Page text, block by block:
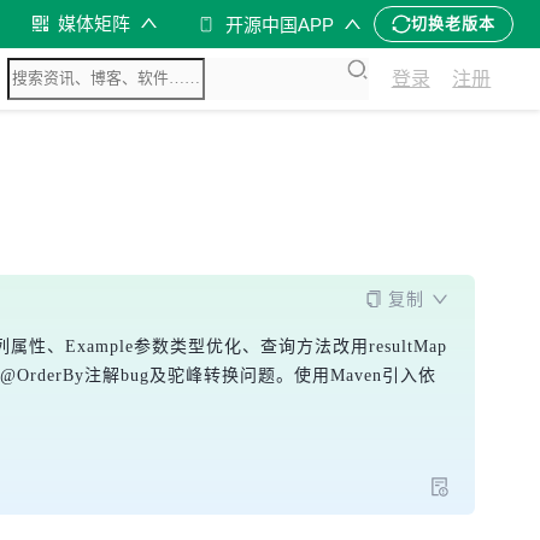
媒体矩阵 开源中国APP 切换老版本
登录 注册
复制
性、Example参数类型优化、查询方法改用resultMap
注解bug及驼峰转换问题。使用Maven引入依